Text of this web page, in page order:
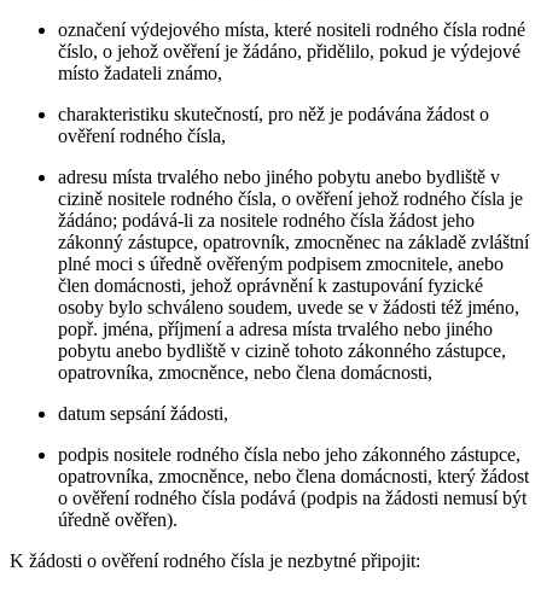
označení výdejového místa, které nositeli rodného čísla rodné
číslo, o jehož ověření je žádáno, přidělilo, pokud je výdejové
místo žadateli známo,
charakteristiku skutečností, pro něž je podávána žádost o
ověření rodného čísla,
adresu místa trvalého nebo jiného pobytu anebo bydliště v
cizině nositele rodného čísla, o ověření jehož rodného čísla je
žádáno; podává-li za nositele rodného čísla žádost jeho
zákonný zástupce, opatrovník, zmocněnec na základě zvláštní
plné moci s úředně ověřeným podpisem zmocnitele, anebo
člen domácnosti, jehož oprávnění k zastupování fyzické
osoby bylo schváleno soudem, uvede se v žádosti též jméno,
popř. jména, příjmení a adresa místa trvalého nebo jiného
pobytu anebo bydliště v cizině tohoto zákonného zástupce,
opatrovníka, zmocněnce, nebo člena domácnosti,
datum sepsání žádosti,
podpis nositele rodného čísla nebo jeho zákonného zástupce,
opatrovníka, zmocněnce, nebo člena domácnosti, který žádost
o ověření rodného čísla podává (podpis na žádosti nemusí být
úředně ověřen).
K žádosti o ověření rodného čísla je nezbytné připojit: